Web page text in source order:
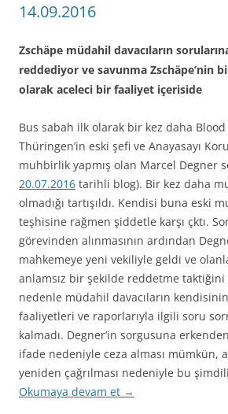
14.09.2016
Zschäpe müdahil davacıların
reddediyor ve savunma Zschäpe’nin
olarak aceleci bir faaliyet içeriside
Bus sabah ilk olarak bir kez daha
Thüringen’in eski şefi ve Anayasayı
muhbirlik yapmış olan Marcel Degner
20.07.2016 tarihli blog). Bir kez daha
olmadığı tartışıldı. Kendisi buna eski
teşhisine rağmen şiddetle karşı çktı.
görevinden alınmasının ardından
mahkemeye yeni vekiliyle geldi ve
anlamsız bir şekilde reddetme
nedenle müdahil davacıların
faaliyetleri ve raporlarıyla ilgili soru
kalmadı. Degner’in sorgusuna
ifade nedeniyle ceza alması mümkün,
yeniden çağrılması nedeniyle bu
Okumaya devam et →